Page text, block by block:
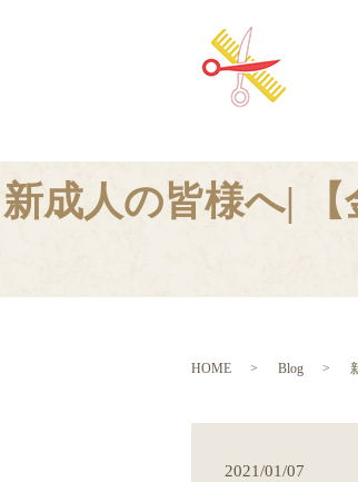
新成人の皆様へ|
HOME Blog
2021/01/07